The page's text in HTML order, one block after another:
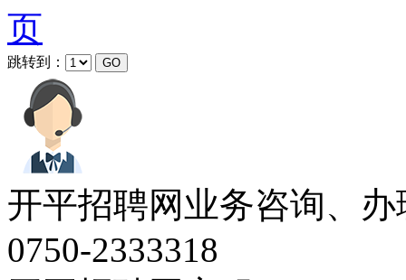
页
跳转到：
开平招聘网业务咨询、
0750-2333318